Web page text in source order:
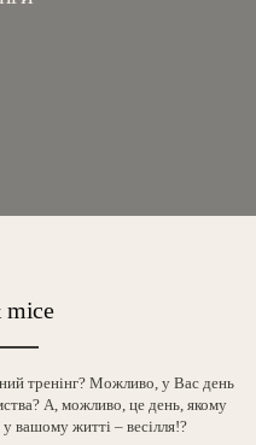
mice
тренінг? Можливо, у Вас день
А, можливо, це день, якому
вашому житті – весілля!?